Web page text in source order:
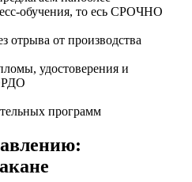
обучения, то есь СРОЧНО
отрыва от производства
удостоверения и
программ